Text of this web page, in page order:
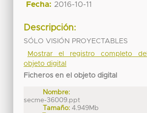
Fecha: 2016-10-11
Descripción:
SÓLO VISIÓN PROYECTABLES
Mostrar el registro completo del
objeto digital
Ficheros en el objeto digital
Nombre:
secme-36009.ppt
Tamaño: 4.949Mb